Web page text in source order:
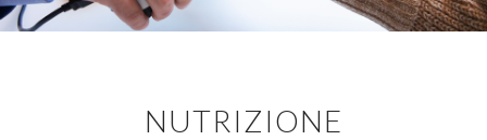
NUTRIZIONE